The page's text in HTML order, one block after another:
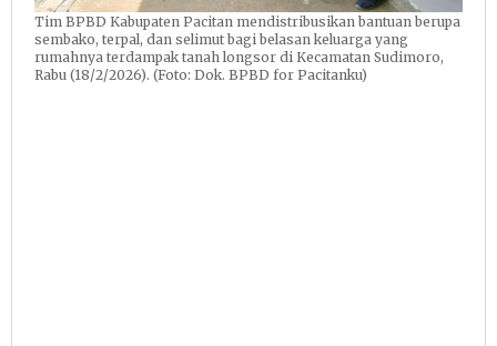
Tim BPBD Kabupaten Pacitan mendistribusikan bantuan berupa
sembako, terpal, dan selimut bagi belasan keluarga yang
rumahnya terdampak tanah longsor di Kecamatan Sudimoro,
Rabu (18/2/2026). (Foto: Dok. BPBD for Pacitanku)